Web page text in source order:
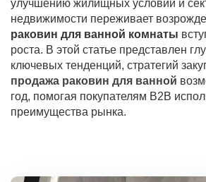
улучшению жилищных условий и
недвижимости переживает
раковин для ванной комнаты
роста. В этой статье представлен
ключевых тенденций, стратегий
продажа раковин для ванной
год, помогая покупателям B2B
преимущества рынка.